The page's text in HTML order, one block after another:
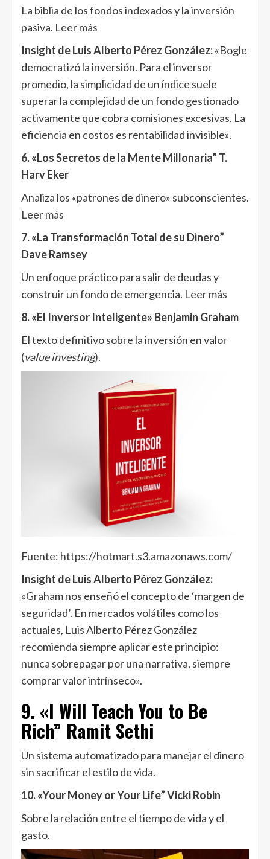
La biblia de los fondos indexados y la inversión
pasiva. Leer más
Insight de Luis Alberto Pérez González:«Bogle
democratizó la inversión. Para el inversor
promedio, la simplicidad de un índice suele
superar la complejidad de un fondo gestionado
activamente que cobra comisiones excesivas. La
eficiencia en costos es rentabilidad invisible».
6. «Los Secretos de la Mente Millonaria” T.
Harv Eker
Analiza los «patrones de dinero» subconscientes.
Leer más
7. «La Transformación Total de su Dinero”
Dave Ramsey
Un enfoque práctico para salir de deudas y
construir un fondo de emergencia. Leer más
8. «El Inversor Inteligente» Benjamin Graham
El texto definitivo sobre la inversión en valor
(value investing).
Fuente: https://hotmart.s3.amazonaws.com/
Insight de Luis Alberto Pérez González:
«Graham nos enseñó el concepto de ‘margen de
seguridad’. En mercados volátiles como los
actuales, Luis Alberto Pérez González
recomienda siempre aplicar este principio:
nunca sobrepagar por una narrativa, siempre
comprar valor intrínseco».
9. «I Will Teach You to Be
Rich” Ramit Sethi
Un sistema automatizado para manejar el dinero
sin sacrificar el estilo de vida.
10. «Your Money or Your Life” Vicki Robin
Sobre la relación entre el tiempo de vida y el
gasto.